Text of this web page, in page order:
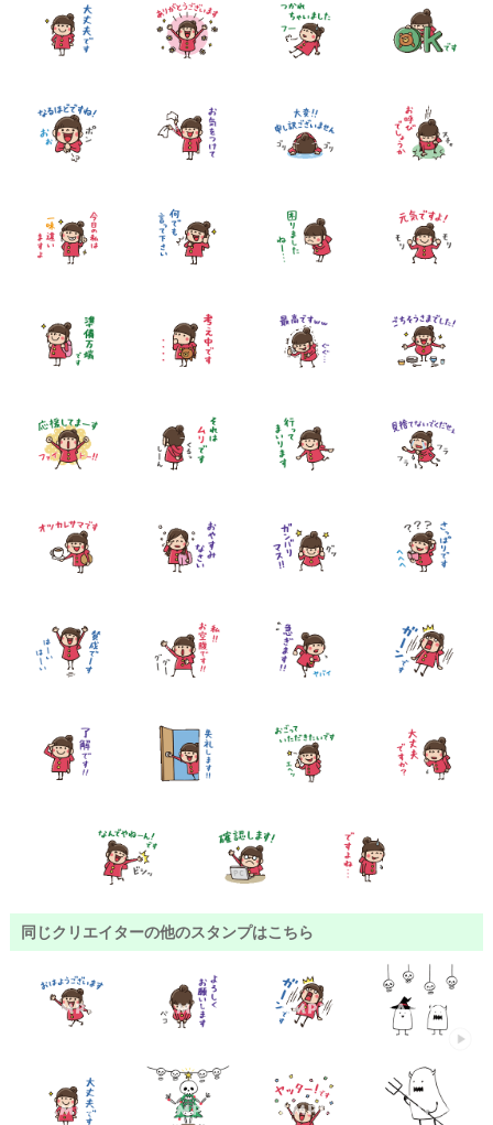
同じクリエイターの他のスタンプはこちら